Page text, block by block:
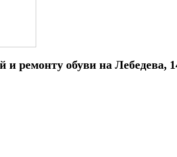
ремонту обуви на Лебедева,